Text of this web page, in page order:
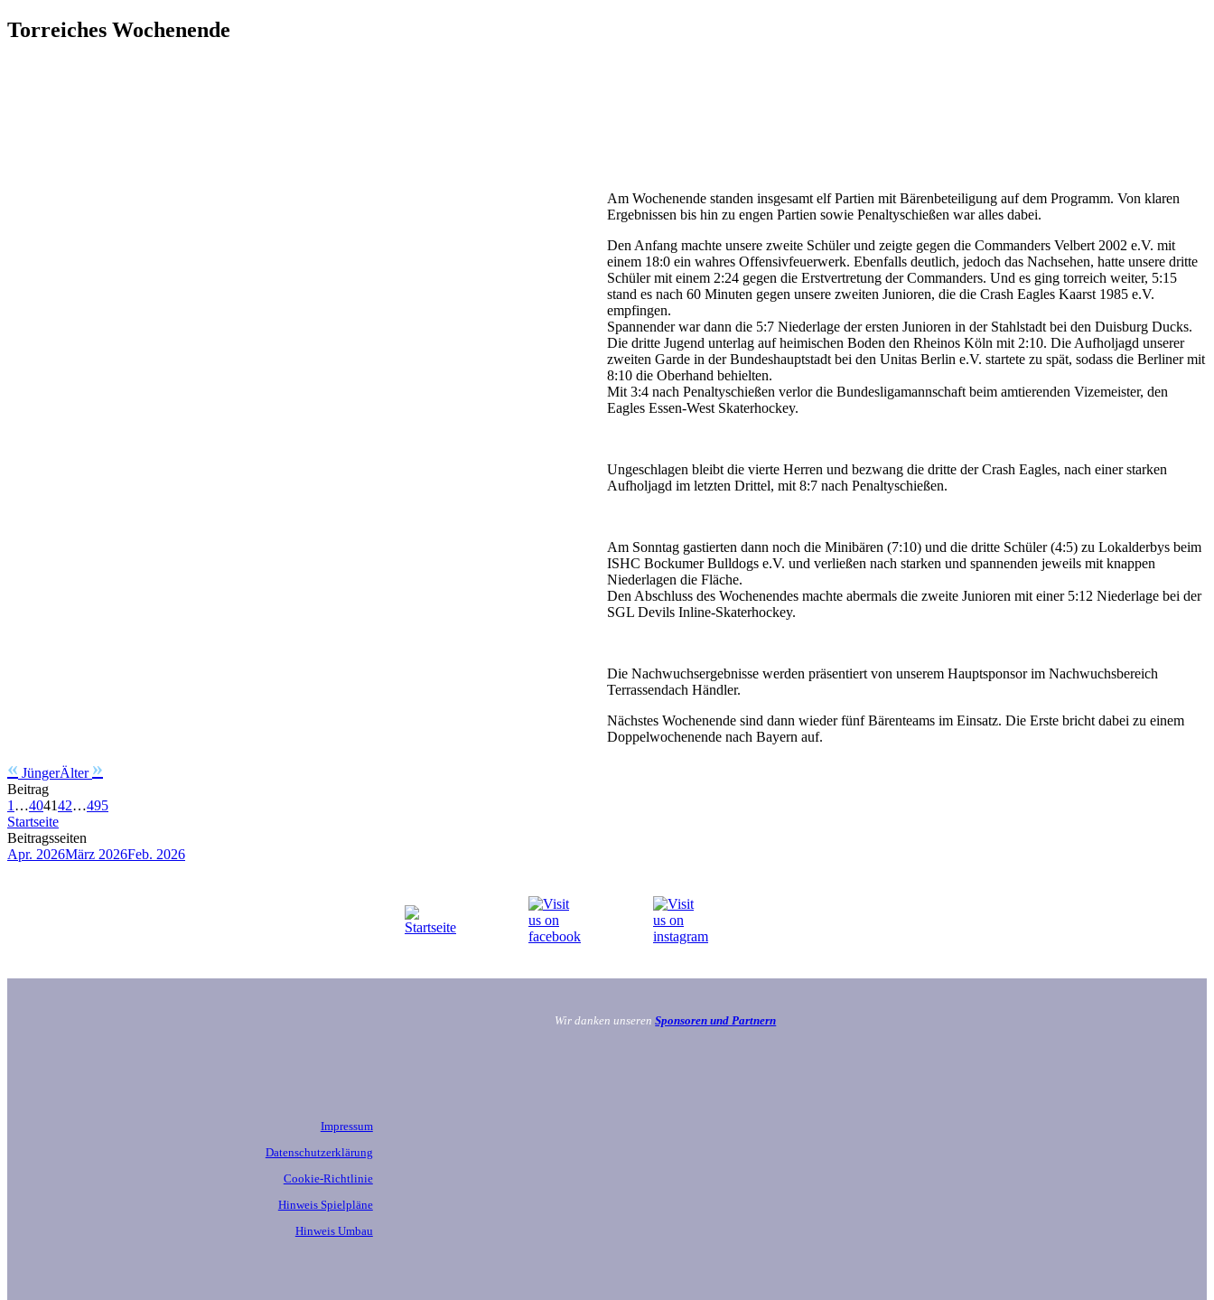
Torreiches Wochenende
Am Wochenende standen insgesamt elf Partien mit Bärenbeteiligung auf dem Programm. Von klaren
Ergebnissen bis hin zu engen Partien sowie Penaltyschießen war alles dabei.
Den Anfang machte unsere zweite Schüler und zeigte gegen die Commanders Velbert 2002 e.V. mit
einem 18:0 ein wahres Offensivfeuerwerk. Ebenfalls deutlich, jedoch das Nachsehen, hatte unsere dritte
Schüler mit einem 2:24 gegen die Erstvertretung der Commanders. Und es ging torreich weiter, 5:15
stand es nach 60 Minuten gegen unsere zweiten Junioren, die die Crash Eagles Kaarst 1985 e.V.
empfingen.
Spannender war dann die 5:7 Niederlage der ersten Junioren in der Stahlstadt bei den Duisburg Ducks.
Die dritte Jugend unterlag auf heimischen Boden den Rheinos Köln mit 2:10. Die Aufholjagd unserer
zweiten Garde in der Bundeshauptstadt bei den Unitas Berlin e.V. startete zu spät, sodass die Berliner mit
8:10 die Oberhand behielten.
Mit 3:4 nach Penaltyschießen verlor die Bundesligamannschaft beim amtierenden Vizemeister, den
Eagles Essen-West Skaterhockey.
Ungeschlagen bleibt die vierte Herren und bezwang die dritte der Crash Eagles, nach einer starken
Aufholjagd im letzten Drittel, mit 8:7 nach Penaltyschießen.
Am Sonntag gastierten dann noch die Minibären (7:10) und die dritte Schüler (4:5) zu Lokalderbys beim
ISHC Bockumer Bulldogs e.V. und verließen nach starken und spannenden jeweils mit knappen
Niederlagen die Fläche.
Den Abschluss des Wochenendes machte abermals die zweite Junioren mit einer 5:12 Niederlage bei der
SGL Devils Inline-Skaterhockey.
Die Nachwuchsergebnisse werden präsentiert von unserem Hauptsponsor im Nachwuchsbereich
Terrassendach Händler.
Nächstes Wochenende sind dann wieder fünf Bärenteams im Einsatz. Die Erste bricht dabei zu einem
Doppelwochenende nach Bayern auf.
« JüngerÄlter »
Beitrag
1 …404142…495
Startseite
Beitragsseiten
Apr. 2026März 2026Feb. 2026
Impressum
Datenschutzerklärung
Cookie-Richtlinie
Hinweis Spielpläne
Hinweis Umbau
Wir danken unserenSponsoren und Partnern